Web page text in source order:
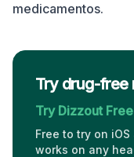
medicamentos.
Try drug-free
Try Dizzout Free
Free to try on iOS
works on any